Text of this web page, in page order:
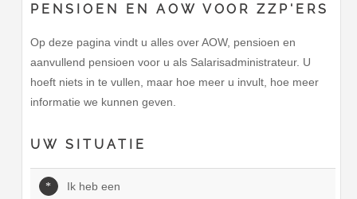
PENSIOEN EN AOW VOOR ZZP'ERS
Op deze pagina vindt u alles over AOW, pensioen en
aanvullend pensioen voor u als Salarisadministrateur. U
hoeft niets in te vullen, maar hoe meer u invult, hoe meer
informatie we kunnen geven.
UW SITUATIE
Ik heb een